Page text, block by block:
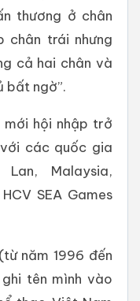
thương ở chân
chân trái nhưng
cả hai chân và
bất ngờ”.
hội nhập trở
các quốc gia
Malaysia,
SEA Games
năm 1996 đến
tên mình vào